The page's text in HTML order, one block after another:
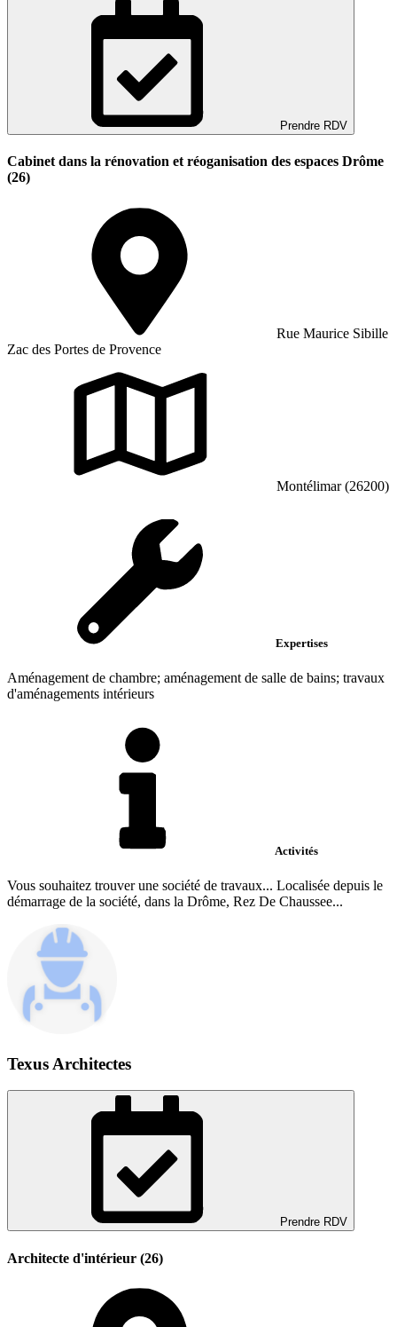
Prendre RDV
Cabinet dans la rénovation et réoganisation des espaces Drôme
(26)
Rue Maurice Sibille
Zac des Portes de Provence
Montélimar (26200)
Expertises
Aménagement de chambre; aménagement de salle de bains; travaux
d'aménagements intérieurs
Activités
Vous souhaitez trouver une société de travaux... Localisée depuis le
démarrage de la société, dans la Drôme, Rez De Chaussee...
Texus Architectes
Prendre RDV
Architecte d'intérieur (26)